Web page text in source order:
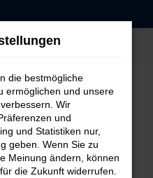
Showroom
ERROR
dir helfen können:
die bestmögliche
ermöglichen und unsere
Wir
und
und Statistiken nur,
geben. Wenn Sie zu
Meinung ändern, können
die Zukunft widerrufen.